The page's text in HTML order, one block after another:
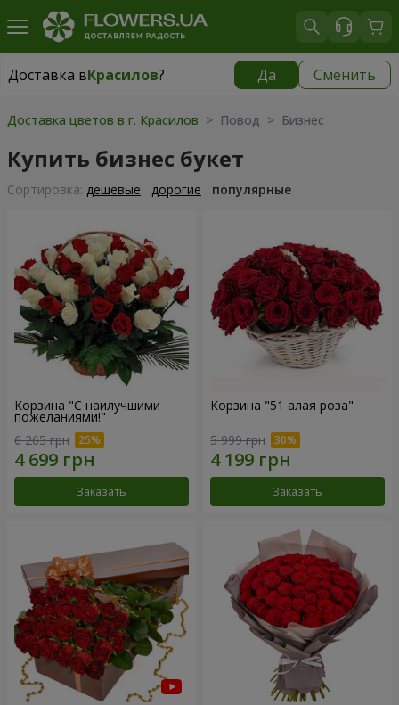
Доставка вКрасилов? Да Сменить
Доставка вКрасилов|
Доставка цветов в г. Красилов > Повод > Бизнес
Купить бизнес букет
Cортировка: дешевые дорогие популярные
Корзина "С наилучшими
пожеланиями!"
6 265 грн
Заказать
Корзина "51 алая роза"
5 999 грн
Заказать